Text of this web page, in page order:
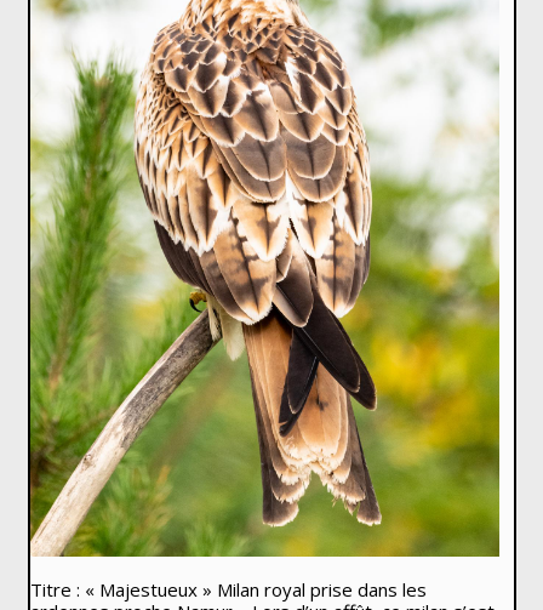
Titre : « Majestueux » Milan royal prise dans les